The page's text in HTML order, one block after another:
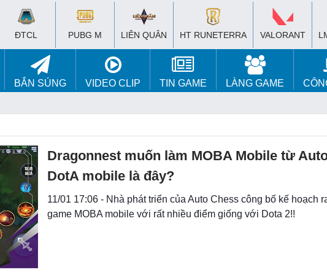
ĐTCL PUBG M LIÊN QUÂN HT RUNETERRA VALORANT
BẮN SÚNG VIDEO CLIP TIN GAME LÀNG GAME
Dragonnest muốn làm MOBA Mobile từ
DotA mobile là đây?
11/01 17:06 - Nhà phát triển của Auto Chess công bố kế hoạch
game MOBA mobile với rất nhiều điểm giống với Dota 2!!